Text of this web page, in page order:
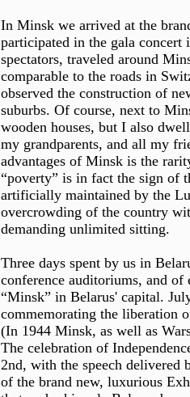
In Minsk we arrived at the
participated in the gala
spectators, traveled around
comparable to the roads in
observed the construction of
suburbs. Of course, next to
wooden houses, but I also
my grandparents, and all my
advantages of Minsk is the
“poverty” is in fact the sign of
artificially maintained by the
overcrowding of the country
demanding unlimited sitting.
Three days spent by us in
conference auditoriums, and
“Minsk” in Belarus' capital.
commemorating the liberation
(In 1944 Minsk, as well as
The celebration of
2nd, with the speech delivered
of the brand new, luxurious